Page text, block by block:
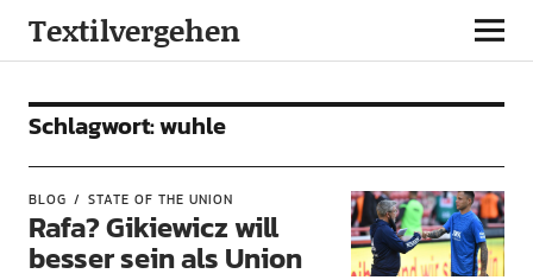
Textilvergehen
Schlagwort:wuhle
BLOG STATE OF THE UNION
Rafa? Gikiewicz will
besser sein als Union